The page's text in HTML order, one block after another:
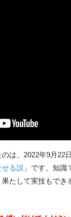
は、2022年9月22
る説 」です。知
たして実技もでき